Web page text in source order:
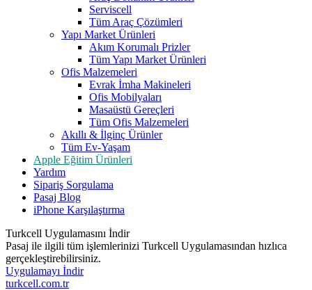
Serviscell
Tüm Araç Çözümleri
Yapı Market Ürünleri
Akım Korumalı Prizler
Tüm Yapı Market Ürünleri
Ofis Malzemeleri
Evrak İmha Makineleri
Ofis Mobilyaları
Masaüstü Gereçleri
Tüm Ofis Malzemeleri
Akıllı & İlginç Ürünler
Tüm Ev-Yaşam
Apple Eğitim Ürünleri
Yardım
Sipariş Sorgulama
Pasaj Blog
iPhone Karşılaştırma
Turkcell Uygulamasını İndir
Pasaj ile ilgili tüm işlemlerinizi Turkcell Uygulamasından hızlıca
gerçekleştirebilirsiniz.
Uygulamayı İndir
turkcell.com.tr